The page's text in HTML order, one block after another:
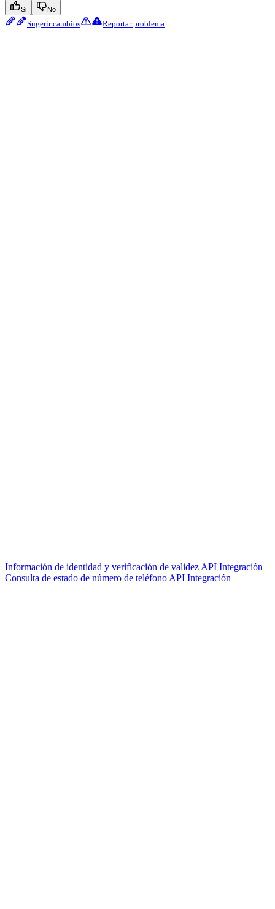
Si No
Sugerir cambios Reportar problema
Información de identidad y verificación de validez API Integración
Consulta de estado de número de teléfono API Integración